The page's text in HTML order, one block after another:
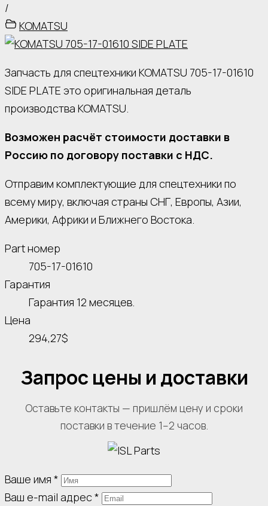
/
KOMATSU
Запчасть для спецтехники KOMATSU 705-17-01610
SIDE PLATE это оригинальная деталь
производства KOMATSU.
Возможен расчёт стоимости доставки в
Россию по договору поставки с НДС.
Отправим комплектующие для спецтехники по
всему миру, включая страны СНГ, Европы, Азии,
Америки, Африки и Ближнего Востока.
Part номер
705-17-01610
Гарантия
Гарантия 12 месяцев.
Цена
294,27$
Запрос цены и доставки
Оставьте контакты — пришлём цену и сроки
поставки в течение 1–2 часов.
Ваше имя *
Ваш e-mail адрес*